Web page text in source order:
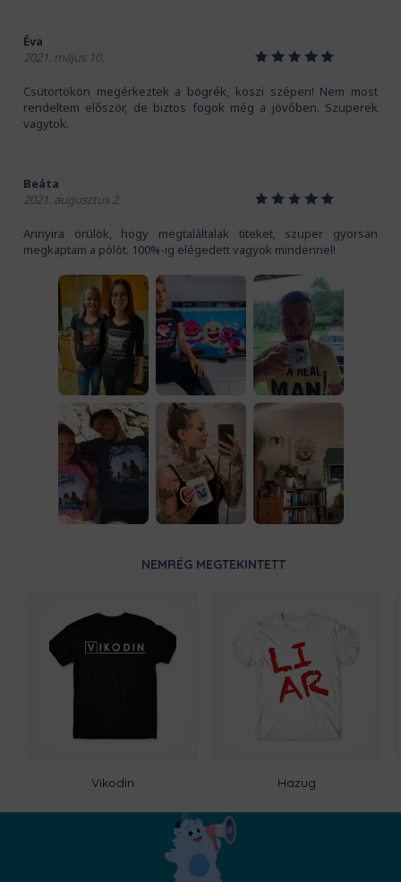
Éva
2021. május 10.
12345
Csütörtökön megérkeztek a bögrék, köszi szépen! Nem most
rendeltem először, de biztos fogok még a jövőben. Szuperek
vagytok.
Beáta
2021. augusztus 2.
12345
Annyira örülök, hogy megtaláltalak titeket, szuper gyorsan
megkaptam a pólót. 100%-ig elégedett vagyok mindennel!
NEMRÉG MEGTEKINTETT
Vikodin Hazug